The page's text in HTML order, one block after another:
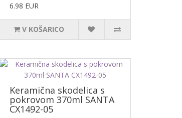
6.98 EUR
V KOŠARICO
Keramična skodelica s
pokrovom 370ml SANTA
CX1492-05